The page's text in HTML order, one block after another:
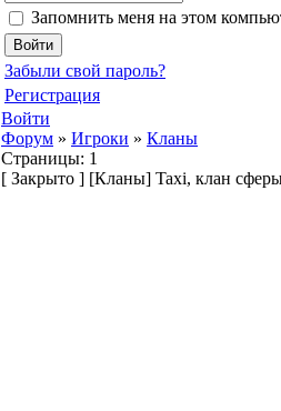
Запомнить меня на этом
Забыли свой пароль?
Регистрация
Войти
Форум » Игроки » Кланы
Страницы: 1
[ Закрыто ] [Кланы] Taxi, клан